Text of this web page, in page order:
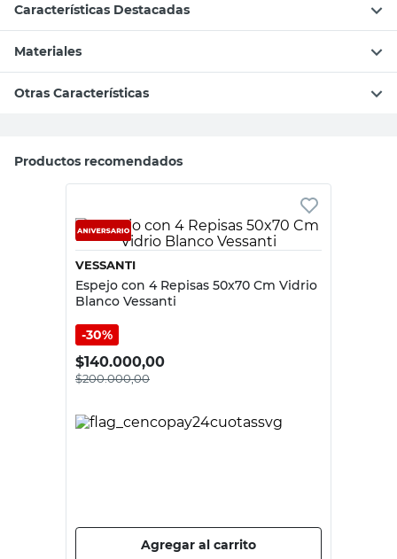
Características Destacadas
Materiales
Otras Características
Productos recomendados